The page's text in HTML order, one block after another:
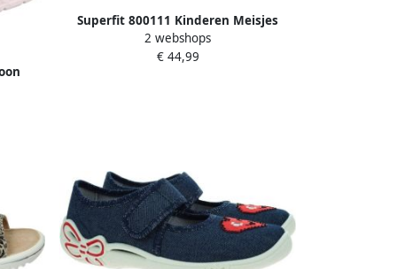
Superfit 800111 Kinderen Meisjes
Kleur: Metallics
2 webshops
€ 44,99